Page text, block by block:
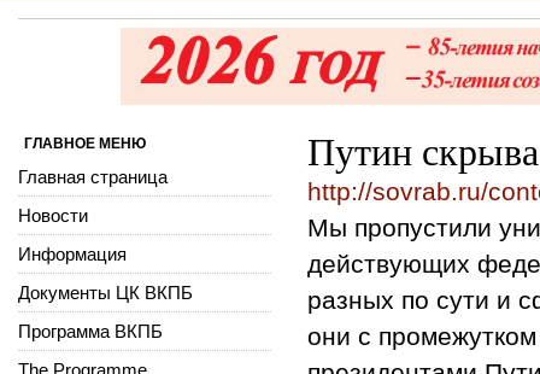
Путин
http://sovrab.ru/
Мы пропустили
действующих
разных по сути и
они с
ГЛАВНОЕ МЕНЮ
Главная страница
Новости
Информация
Документы ЦК ВКПБ
Программа ВКПБ
The Programme